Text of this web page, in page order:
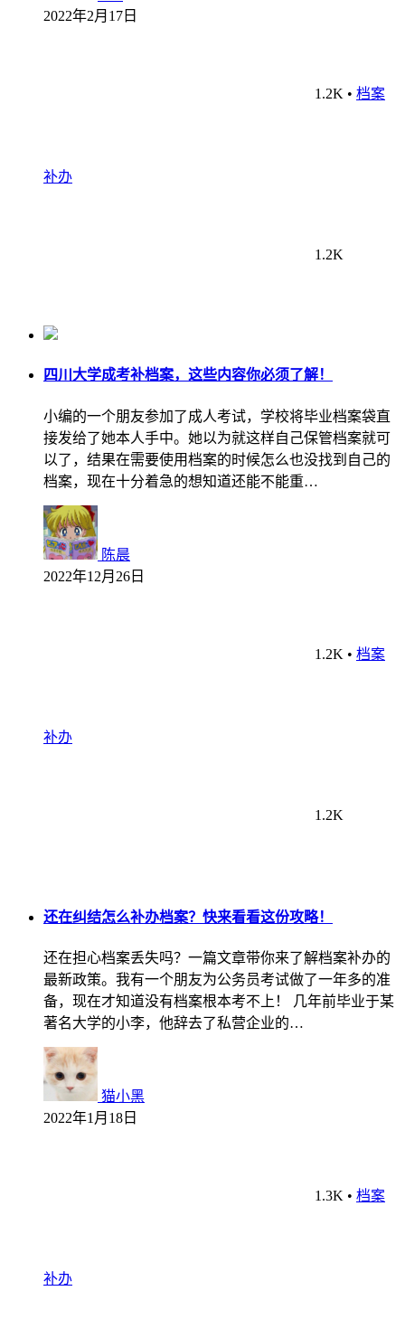
2022年2月17日
1.2K • 档案
补办
1.2K
四川大学成考补档案，这些内容你必须了解！
小编的一个朋友参加了成人考试，学校将毕业档案袋直
接发给了她本人手中。她以为就这样自己保管档案就可
以了，结果在需要使用档案的时候怎么也没找到自己的
档案，现在十分着急的想知道还能不能重…
陈晨
2022年12月26日
1.2K • 档案
补办
1.2K
还在纠结怎么补办档案？快来看看这份攻略！
还在担心档案丢失吗？一篇文章带你来了解档案补办的
最新政策。我有一个朋友为公务员考试做了一年多的准
备，现在才知道没有档案根本考不上！ 几年前毕业于某
著名大学的小李，他辞去了私营企业的…
猫小黑
2022年1月18日
1.3K • 档案
补办